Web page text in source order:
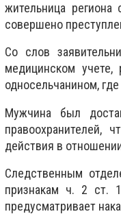
жительница
совершено
Со слов
медицинском
односельчанином,
Мужчина был
правоохранителей,
действия в
Следственным
признакам ч. 2 ст.
предусматривает